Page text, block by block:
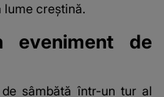
lume creștină.
eveniment de
sâmbătă într-un tur al